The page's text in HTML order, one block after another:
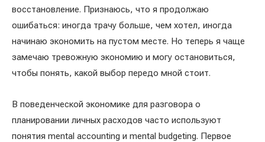
восстановление. Признаюсь, что я продолжаю
ошибаться: иногда трачу больше, чем хотел, иногда
начинаю экономить на пустом месте. Но теперь я чаще
замечаю тревожную экономию и могу остановиться,
чтобы понять, какой выбор передо мной стоит.
В поведенческой экономике для разговора о
планировании личных расходов часто используют
понятия mental accounting и mental budgeting. Первое